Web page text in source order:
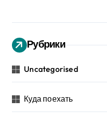
Рубрики
Uncategorised
Куда поехать